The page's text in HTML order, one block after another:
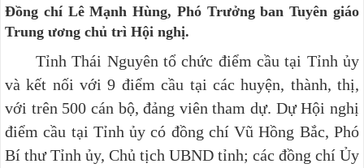
Đồng chí Lê Mạnh Hùng, Phó Trưởng ban Tuyên giáo
Trung ương chủ trì Hội nghị.
Tỉnh Thái Nguyên tổ chức điểm cầu tại Tỉnh ủy
và kết nối với 9 điểm cầu tại các huyện, thành, thị,
với trên 500 cán bộ, đảng viên tham dự. Dự Hội nghị
điểm cầu tại Tỉnh ủy có đồng chí Vũ Hồng Bắc, Phó
Bí thư Tỉnh ủy, Chủ tịch UBND tỉnh; các đồng chí Ủy